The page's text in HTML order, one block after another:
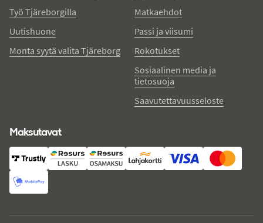
Työ Tjäreborgilla
Uutishuone
Monta syytä valita Tjäreborg
Matkaehdot
Passi ja viisumi
Rokotukset
Sosiaalinen media ja
tietosuoja
Saavutettavuusseloste
Maksutavat